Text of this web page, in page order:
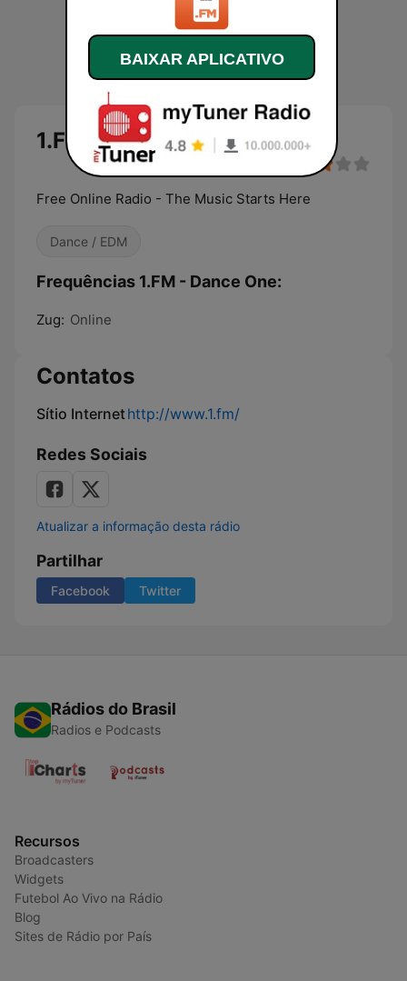
1.FM - Dance One
Free Online Radio - The Music Starts Here
Dance / EDM
Frequências 1.FM - Dance One:
Zug: Online
Contatos
Sítio Internethttp://www.1.fm/
Redes Sociais
Atualizar a informação desta rádio
Partilhar
Facebook Twitter
Rádios do Brasil
Radios e Podcasts
Recursos
Broadcasters
Widgets
Futebol Ao Vivo na Rádio
Blog
Sites de Rádio por País
BAIXAR APLICATIVO